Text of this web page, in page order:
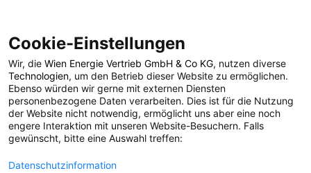
POSTS BY TAG
Methanol
1 BEITRAG
Cookie-Einstellungen
Wir, die Wien Energie Vertrieb GmbH & Co KG, nutzen diverse
Technologien, um den Betrieb dieser Website zu ermöglichen.
Ebenso würden wir gerne mit externen Diensten
personenbezogene Daten verarbeiten. Dies ist für die Nutzung
der Website nicht notwendig, ermöglicht uns aber eine noch
engere Interaktion mit unseren Website-Besuchern. Falls
gewünscht, bitte eine Auswahl treffen:
Datenschutzinformation